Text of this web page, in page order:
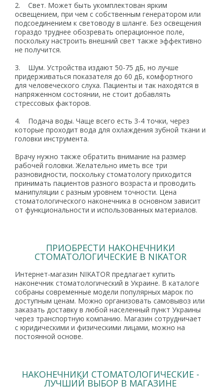
2. Свет. Может быть укомплектован ярким
освещением, при чем с собственным генератором или
подсоединением к световоду в шланге. Без освещения
гораздо труднее обозревать операционное поле,
поскольку настроить внешний свет также эффективно
не получится.
3. Шум. Устройства издают 50-75 дБ, но лучше
придерживаться показателя до 60 дБ, комфортного
для человеческого слуха. Пациенты и так находятся в
напряженном состоянии, не стоит добавлять
стрессовых факторов.
4. Подача воды. Чаще всего есть 3-4 точки, через
которые проходит вода для охлаждения зубной ткани и
головки инструмента.
Врачу нужно также обратить внимание на размер
рабочей головки. Желательно иметь все три
разновидности, поскольку стоматологу приходится
принимать пациентов разного возраста и проводить
манипуляции с разным уровнем точности. Цена
стоматологического наконечника в основном зависит
от функциональности и использованных материалов.
ПРИОБРЕСТИ НАКОНЕЧНИКИ
СТОМАТОЛОГИЧЕСКИЕ В NIKATOR
Интернет-магазин NIKATOR предлагает купить
наконечник стоматологический в Украине. В каталоге
собраны современные модели популярных марок по
доступным ценам. Можно организовать самовывоз или
заказать доставку в любой населенный пункт Украины
через транспортную компанию. Магазин сотрудничает
с юридическими и физическими лицами, можно на
постоянной основе.
НАКОНЕЧНИКИ СТОМАТОЛОГИЧЕСКИЕ -
ЛУЧШИЙ ВЫБОР В МАГАЗИНЕ